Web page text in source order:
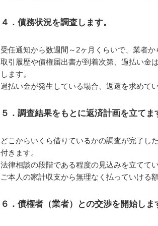
４．債務状況を調査します。
受任通知から数週間～2ヶ月くらいで、業者
取引履歴や債権届出書が到着次第、過払い金
します。
過払い金が発生している場合、返還を求めて
５．調査結果をもとに返済計画を立てま
どこからいくら借りているかの調査が完了し
付きます。
法律相談の段階である程度の見込みを立てて
ご本人の家計収支から無理なく払っていける
６．債権者（業者）との交渉を開始しま